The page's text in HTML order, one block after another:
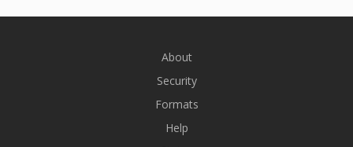
About
Security
Formats
Help